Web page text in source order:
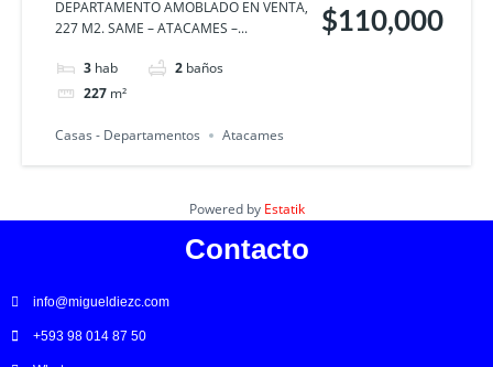
DEPARTAMENTO AMOBLADO EN VENTA,
227 M2. SAME – ATACAMES –...
3 hab 2 baños
227 m²
$110,000
Casas - Departamentos Atacames
Powered by Estatik
Contacto
info@migueldiezc.com
+593 98 014 87 50